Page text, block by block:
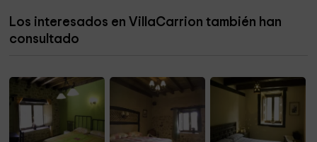
Cementerio Municipal De Carrión 1,1 km
Los interesados en VillaCarrion también han
consultado